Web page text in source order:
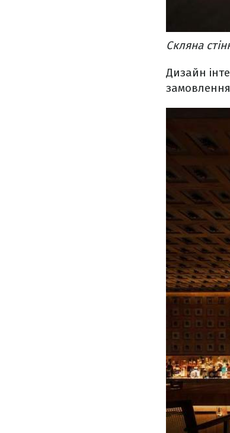
Скляна
Дизайн